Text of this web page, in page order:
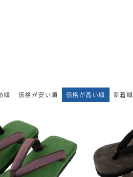
順 価格が安い順 価格が高い順 新着順